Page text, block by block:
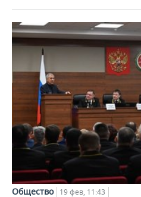
Общество 19 фев, 11:43